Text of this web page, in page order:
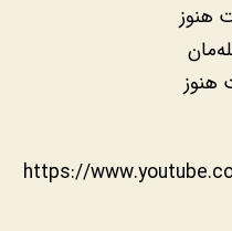
هنوز
https://